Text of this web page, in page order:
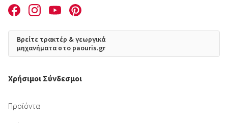
Βρείτε τρακτέρ & γεωργικά
μηχανήματα στο paouris.gr
Χρήσιμοι Σύνδεσμοι
Προϊόντα